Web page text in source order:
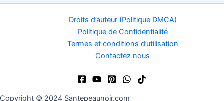
Droits d’auteur (Politique DMCA)
Politique de Confidentialité
Termes et conditions d’utilisation
Contactez nous
Copyright © 2024 Santepeaunoir.com